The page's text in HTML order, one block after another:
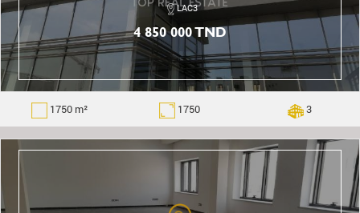
LAC3
4 850 000 TND
1750 m² 1750 3